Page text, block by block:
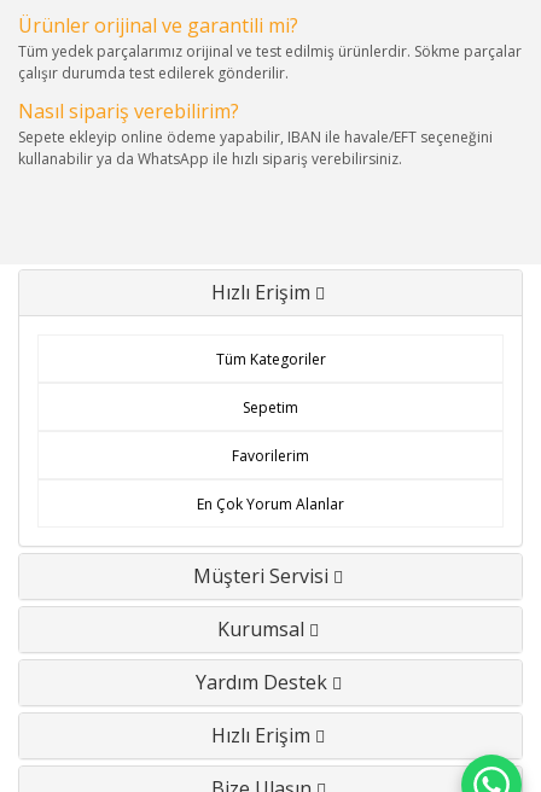
Ürünler orijinal ve garantili mi?
Tüm yedek parçalarımız orijinal ve test edilmiş ürünlerdir. Sökme parçalar
çalışır durumda test edilerek gönderilir.
Nasıl sipariş verebilirim?
Sepete ekleyip online ödeme yapabilir, IBAN ile havale/EFT seçeneğini
kullanabilir ya da WhatsApp ile hızlı sipariş verebilirsiniz.
Hızlı Erişim
Tüm Kategoriler
Sepetim
Favorilerim
En Çok Yorum Alanlar
Müşteri Servisi
Kurumsal
Yardım Destek
Hızlı Erişim